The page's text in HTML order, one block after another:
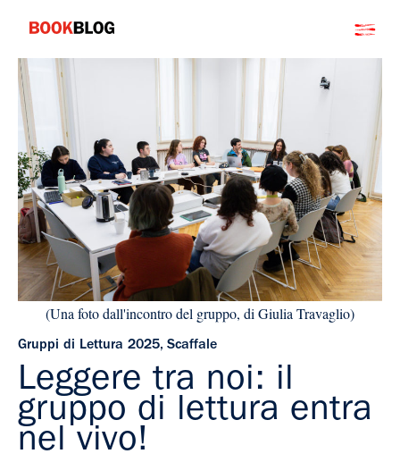
contenuto
Bookblog
(Una foto dall'incontro del gruppo, di Giulia Travaglio)
Gruppi di Lettura 2025, Scaffale
Leggere tra noi: il
gruppo di lettura entra
nel vivo!